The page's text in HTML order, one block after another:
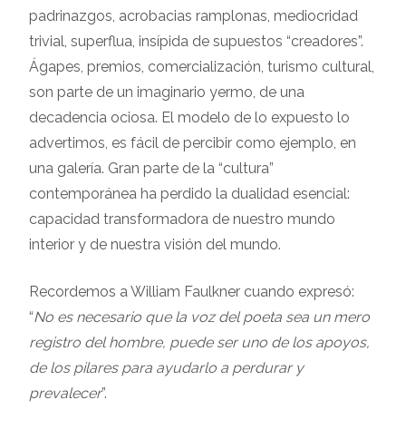
padrinazgos, acrobacias ramplonas, mediocridad
trivial, superflua, insípida de supuestos “creadores”.
Ágapes, premios, comercialización, turismo cultural,
son parte de un imaginario yermo, de una
decadencia ociosa. El modelo de lo expuesto lo
advertimos, es fácil de percibir como ejemplo, en
una galería. Gran parte de la “cultura”
contemporánea ha perdido la dualidad esencial:
capacidad transformadora de nuestro mundo
interior y de nuestra visión del mundo.
Recordemos a William Faulkner cuando expresó:
“No es necesario que la voz del poeta sea un mero
registro del hombre, puede ser uno de los apoyos,
de los pilares para ayudarlo a perdurar y
prevalecer”.